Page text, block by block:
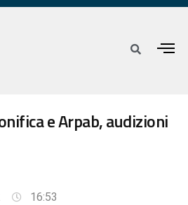
e Arpab, audizioni
16:53